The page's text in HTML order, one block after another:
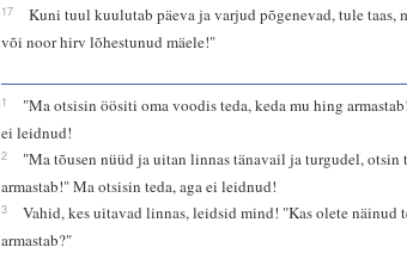
17
Kuni tuul kuulutab päeva ja varjud põgenevad, tule taas,
või noor hirv lõhestunud mäele!"
1
"Ma otsisin öösiti oma voodis teda, keda mu hing
ei leidnud!
2
"Ma tõusen nüüd ja uitan linnas tänavail ja turgudel, otsin
armastab!" Ma otsisin teda, aga ei leidnud!
3
Vahid, kes uitavad linnas, leidsid mind! "Kas olete näinud
armastab?"